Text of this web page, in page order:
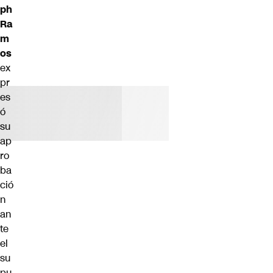
ph
Ra
m
os
ex
pr
es
ó
su
ap
ro
ba
ció
n
an
te
el
su